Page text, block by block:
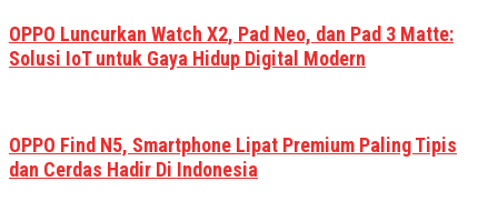
OPPO Luncurkan Watch X2, Pad Neo, dan Pad 3 Matte:
Solusi IoT untuk Gaya Hidup Digital Modern
OPPO Find N5, Smartphone Lipat Premium Paling Tipis
dan Cerdas Hadir Di Indonesia